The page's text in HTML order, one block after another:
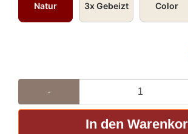
Natur 3x Gebeizt Color
-